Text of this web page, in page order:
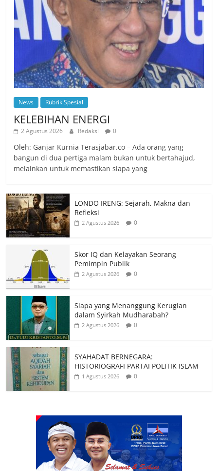
News Rubrik Spesial
KELEBIHAN ENERGI
2 Agustus 2026 Redaksi 0
Oleh: Ganjar Kurnia Terasjabar.co – Ada orang yang
bangun di dua pertiga malam bukan untuk bertahajud,
melainkan untuk memastikan siapa yang
LONDO IRENG: Sejarah, Makna dan
Refleksi
2 Agustus 2026 0
Skor IQ dan Kelayakan Seorang
Pemimpin Publik
2 Agustus 2026 0
Siapa yang Menanggung Kerugian
dalam Syirkah Mudharabah?
2 Agustus 2026 0
SYAHADAT BERNEGARA:
HISTORIOGRAFI PARTAI POLITIK ISLAM
1 Agustus 2026 0